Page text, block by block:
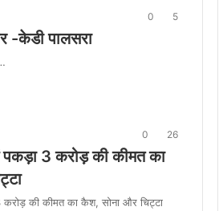
0 5
-केडी पालसरा
0 26
3 करोड़ की कीमत का
की कीमत का कैश, सोना और चिट्टा